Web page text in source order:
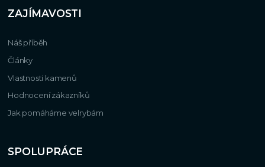
ZAJÍMAVOSTI
Náš příběh
Články
Vlastnosti kamenů
Hodnocení zákazníků
Jak pomáháme velrybám
SPOLUPRÁCE